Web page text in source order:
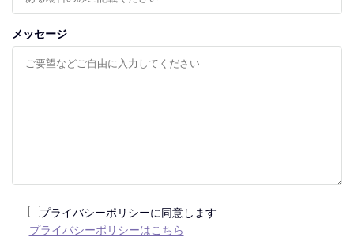
メッセージ
プライバシーポリシーに同意します
プライバシーポリシーはこちら